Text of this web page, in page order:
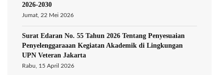
2026-2030
Jumat, 22 Mei 2026
Surat Edaran No. 55 Tahun 2026 Tentang Penyesuaian
Penyelenggaraaan Kegiatan Akademik di Lingkungan
UPN Veteran Jakarta
Rabu, 15 April 2026